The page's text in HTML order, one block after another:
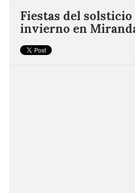
Fiestas del solsticio
invierno en